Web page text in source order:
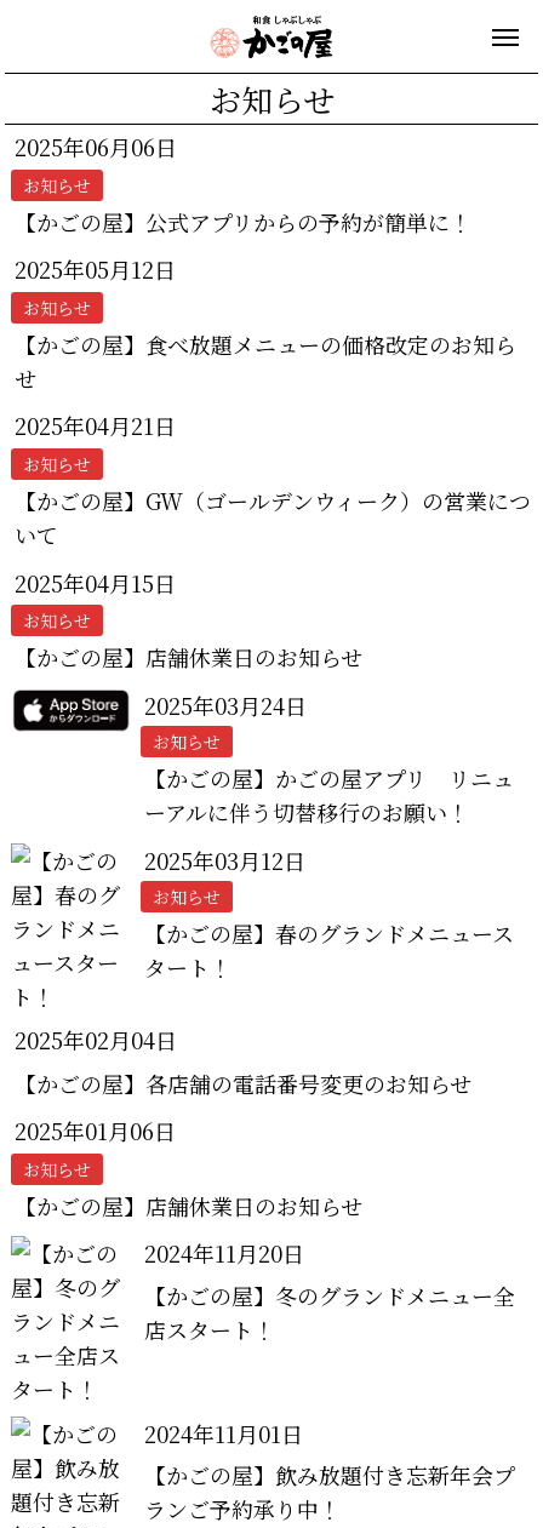
お知らせ
2025年06月06日
お知らせ
【かごの屋】公式アプリからの予約が簡単に！
2025年05月12日
お知らせ
【かごの屋】食べ放題メニューの価格改定のお知ら
せ
2025年04月21日
お知らせ
【かごの屋】GW（ゴールデンウィーク）の営業につ
いて
2025年04月15日
お知らせ
【かごの屋】店舗休業日のお知らせ
2025年03月24日
お知らせ
【かごの屋】かごの屋アプリ リニュ
ーアルに伴う切替移行のお願い！
2025年03月12日
お知らせ
【かごの屋】春のグランドメニュース
タート！
2025年02月04日
【かごの屋】各店舗の電話番号変更のお知らせ
2025年01月06日
お知らせ
【かごの屋】店舗休業日のお知らせ
2024年11月20日
【かごの屋】冬のグランドメニュー全
店スタート！
2024年11月01日
【かごの屋】飲み放題付き忘新年会プ
ランご予約承り中！